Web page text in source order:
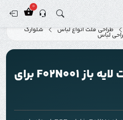
0
طراحی فلت انواع لباس شلوارک
شلوارک اسپرت فلت لایه باز F02N001 برای